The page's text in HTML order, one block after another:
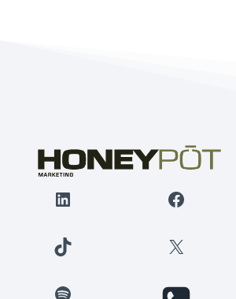
LinkedIn Facebook
TikTok X
Spotify